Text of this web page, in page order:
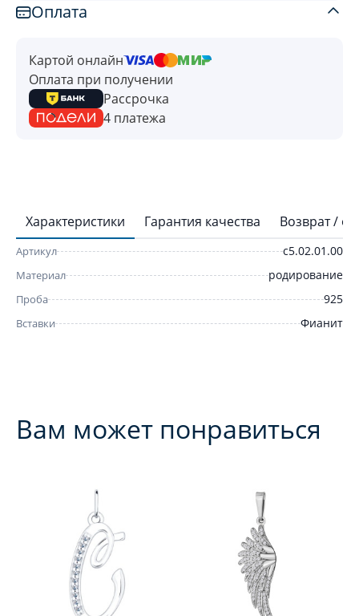
Оплата
Картой онлайн
Оплата при получении
Рассрочка
4 платежа
Характеристики Гарантия качества Возврат /
Артикул с5.02.01.00
Материал родирование
Проба 925
Вставки Фианит
Вам может понравиться